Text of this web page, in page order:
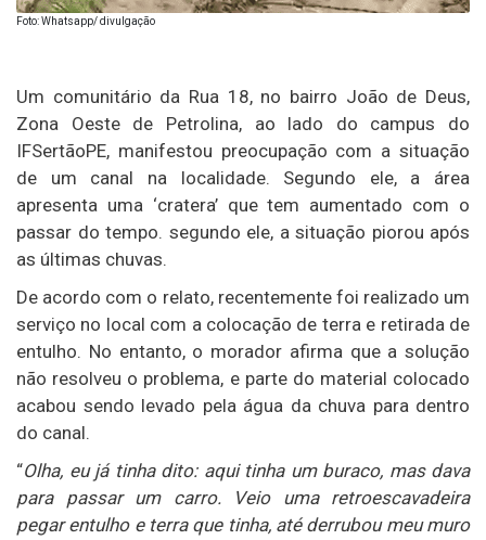
Foto: Whatsapp/ divulgação
Um comunitário da Rua 18, no bairro João de Deus,
Zona Oeste de Petrolina, ao lado do campus do
IFSertãoPE, manifestou preocupação com a situação
de um canal na localidade. Segundo ele, a área
apresenta uma ‘cratera’ que tem aumentado com o
passar do tempo. segundo ele, a situação piorou após
as últimas chuvas.
De acordo com o relato, recentemente foi realizado um
serviço no local com a colocação de terra e retirada de
entulho. No entanto, o morador afirma que a solução
não resolveu o problema, e parte do material colocado
acabou sendo levado pela água da chuva para dentro
do canal.
“Olha, eu já tinha dito: aqui tinha um buraco, mas dava
para passar um carro. Veio uma retroescavadeira
pegar entulho e terra que tinha, até derrubou meu muro